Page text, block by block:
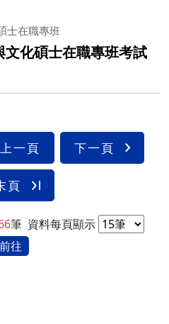
士在職專班
化碩士在職專班考試
上一頁 下一頁
頁
筆 資料每頁顯示
前往